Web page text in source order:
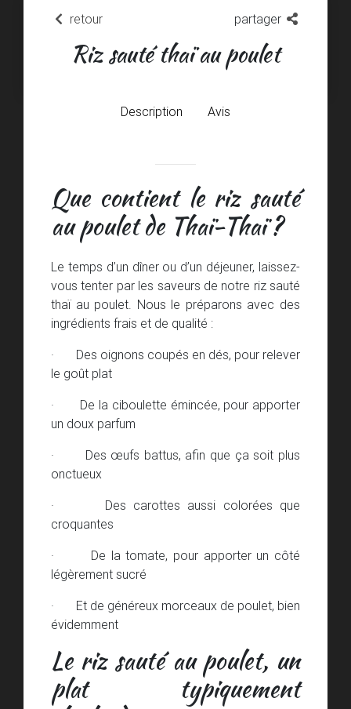
retour partager
Riz sauté thaï au poulet
Description Avis
Que contient le riz sauté
au poulet de Thaï-Thaï ?
Le temps d’un dîner ou d’un déjeuner, laissez-
vous tenter par les saveurs de notre riz sauté
thaï au poulet. Nous le préparons avec des
ingrédients frais et de qualité :
· Des oignons coupés en dés, pour relever
le goût plat
· De la ciboulette émincée, pour apporter
un doux parfum
· Des œufs battus, afin que ça soit plus
onctueux
· Des carottes aussi colorées que
croquantes
· De la tomate, pour apporter un côté
légèrement sucré
· Et de généreux morceaux de poulet, bien
évidemment
Le riz sauté au poulet, un
plat typiquement